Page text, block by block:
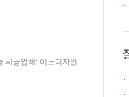
시공업체: 이노디자인